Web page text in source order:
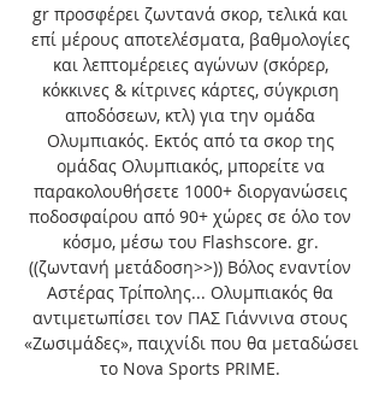
gr προσφέρει ζωντανά σκορ, τελικά και
επί μέρους αποτελέσματα, βαθμολογίες
και λεπτομέρειες αγώνων (σκόρερ,
κόκκινες & κίτρινες κάρτες, σύγκριση
αποδόσεων, κτλ) για την ομάδα
Ολυμπιακός. Εκτός από τα σκορ της
ομάδας Ολυμπιακός, μπορείτε να
παρακολουθήσετε 1000+ διοργανώσεις
ποδοσφαίρου από 90+ χώρες σε όλο τον
κόσμο, μέσω του Flashscore. gr.
((ζωντανή μετάδοση>>)) Βόλος εναντίον
Αστέρας Τρίπολης... Ολυμπιακός θα
αντιμετωπίσει τον ΠΑΣ Γιάννινα στους
«Ζωσιμάδες», παιχνίδι που θα μεταδώσει
το Nova Sports PRIME.